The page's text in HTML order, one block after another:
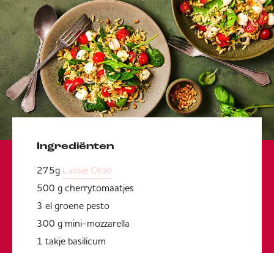
Ingrediënten
275g Lassie Orzo
500 g cherrytomaatjes
3 el groene pesto
300 g mini-mozzarella
1 takje basilicum